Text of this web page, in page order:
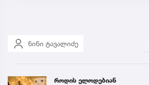
ნინი ტავალიძე
როდის ელოდებიან